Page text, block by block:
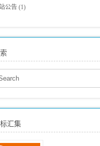
新闻(293)
SEO(150)
营销
动态(89)
经验分享(97)
常见问题
案例展示(2)
公告 (1)
汇集